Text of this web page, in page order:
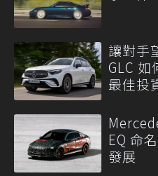
讓對手
GLC 如
最佳投
EQ 命
發展